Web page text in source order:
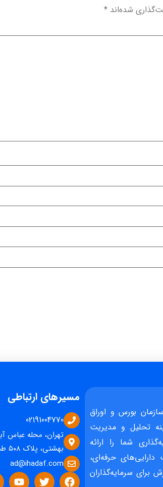
شده‌اند *
بورس و اوراق
تحلیل و مدیریت
شما را ارائه
حرفه‌ای،
سرمایه‌گذاران
مسیرهای ارتباطی
02191004770
تهران، محله عباس
بهشتی، پلاک ۵۰۸ طبقه اول کد پستی (۱۵۹۶۹۸۳۵۱۱)
ad@ihadaf.com